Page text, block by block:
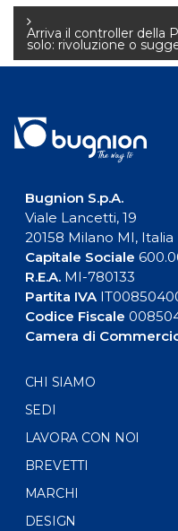
articoli
Arriva il controller della
solo: rivoluzione o
Bugnion S.p.A.
Viale Lancetti, 19
20158 Milano MI, Italia
Capitale Sociale
R.E.A.MI-780133
Partita IVA
Codice Fiscale
Camera di
CHI SIAMO
SEDI
LAVORA CON NOI
BREVETTI
MARCHI
DESIGN